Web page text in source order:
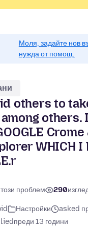
Моля, задайте нов
нужда от помощ.
others to
among others.
Crome
WHICH I
проблем 290
Настройки
asked
преди 13 години